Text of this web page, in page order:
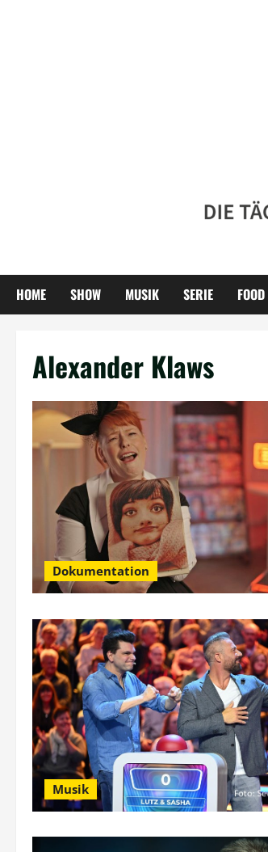
HOME SHOW MUSIK SERIE FOOD
Alexander Klaws
Dokumentation
Musik